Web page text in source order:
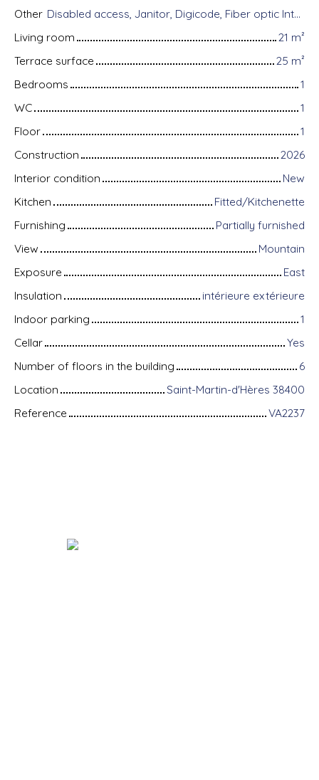
Other
Disabled access, Janitor, Digicode, Fiber optic Internet, Intercom, Bike storage, Videophone, Electric shutters
Living room
21 m²
Terrace surface
25 m²
Bedrooms
1
WC
1
Floor
1
Construction
2026
Interior condition
New
Kitchen
Fitted/Kitchenette
Furnishing
Partially furnished
View
Mountain
Exposure
East
Insulation
intérieure extérieure
Indoor parking
1
Cellar
Yes
Number of floors in the building
6
Location
Saint-Martin-d'Hères 38400
Reference
VA2237